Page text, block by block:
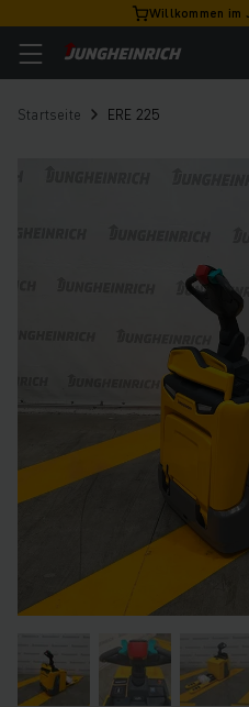
Willkommen im
Startseite ERE 225